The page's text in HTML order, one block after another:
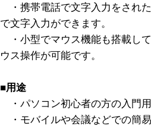
・携帯電話で文字入力をされ
で文字入力ができます。
・小型でマウス機能も搭載し
ウス操作が可能です。
■用途
・パソコン初心者の方の入門
・モバイルや会議などでの簡